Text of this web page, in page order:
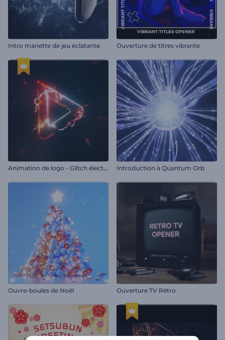
Intro manette de jeu éclatante Ouverture de titres vibrante
A
nimation de logo - Glitch électrique Introduction à Quantum Orb
Ouvre-boules de Noël Ouverture TV Rétro